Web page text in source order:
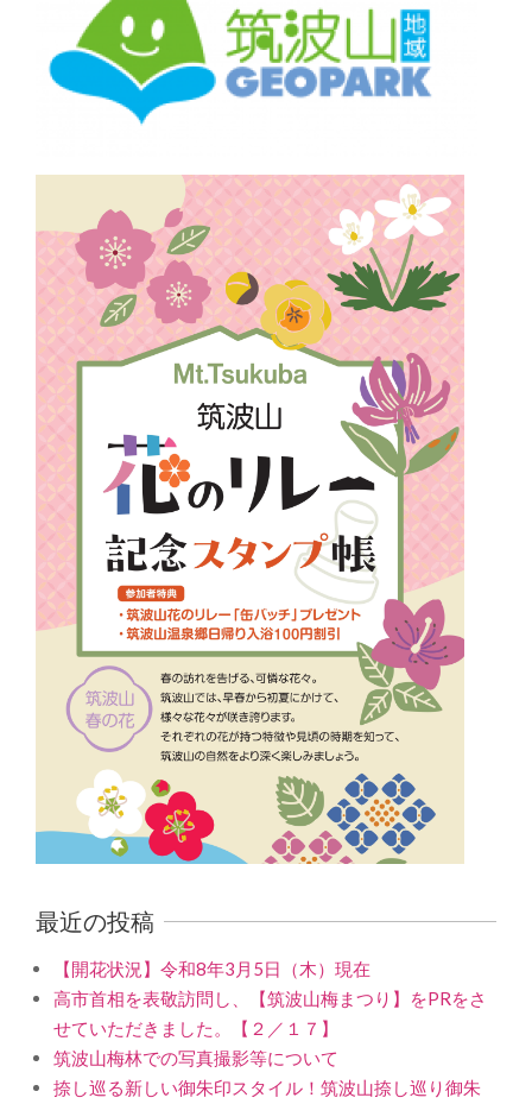
最近の投稿
【開花状況】令和8年3月5日（木）現在
高市首相を表敬訪問し、【筑波山梅まつり】をPRをさ
せていただきました。【２／１７】
筑波山梅林での写真撮影等について
捺し巡る新しい御朱印スタイル！筑波山捺し巡り御朱